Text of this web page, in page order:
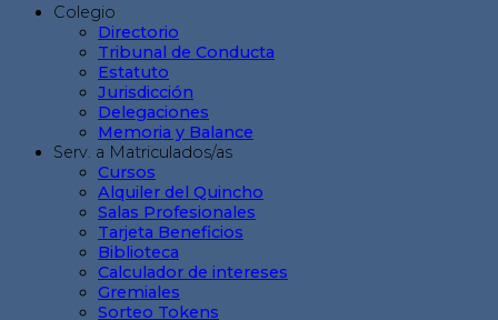
Colegio
Directorio
Tribunal de Conducta
Estatuto
Jurisdicción
Delegaciones
Memoria y Balance
Serv. a Matriculados/as
Cursos
Alquiler del Quincho
Salas Profesionales
Tarjeta Beneficios
Biblioteca
Calculador de intereses
Gremiales
Sorteo Tokens